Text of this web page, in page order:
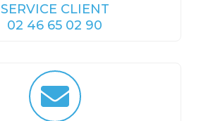
SERVICE CLIENT
02 46 65 02 90
